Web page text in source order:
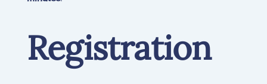
Registration